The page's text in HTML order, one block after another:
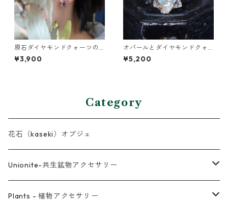
原石ダイヤモンドクォーツの
イヤーカフ（インダストリア
ル風）
¥3,900
オパールとダイヤモンドクォ
ーツのイヤーカフ
¥5,200
Category
花石（kaseki）オブジェ
Unionite-共生鉱物アクセサリー
ピアス
Plants - 植物アクセサリー